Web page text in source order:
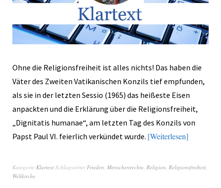
Ohne die Religionsfreiheit ist alles nichts! Das haben die
Väter des Zweiten Vatikanischen Konzils tief empfunden,
als sie in der letzten Sessio (1965) das heißeste Eisen
anpackten und die Erklärung über die Religionsfreiheit,
„Dignitatis humanae“, am letzten Tag des Konzils von
Papst Paul VI. feierlich verkündet wurde. Weiterlesen
Kategorie Klartext Schlagwörter Frieden Menschenrechte Religion Religionsfreiheit
Weltkirche